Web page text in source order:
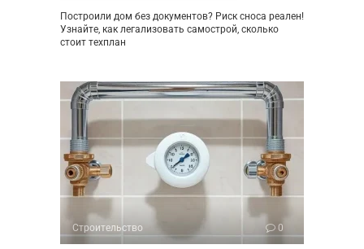
Построили дом без документов? Риск сноса реален!
Узнайте, как легализовать самострой, сколько
стоит техплан
Строительство 0